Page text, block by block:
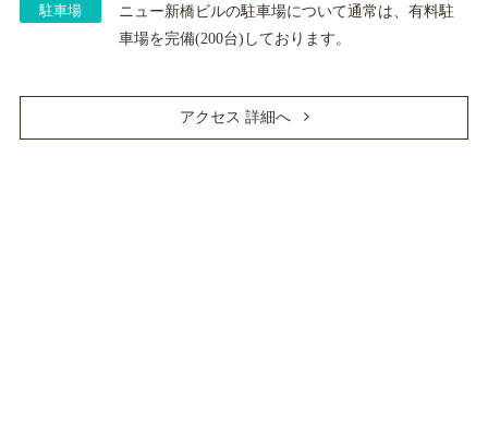
駐車場
ニュー新橋ビルの駐車場について通常は、有料駐
車場を完備(200台)しております。
アクセス 詳細へ